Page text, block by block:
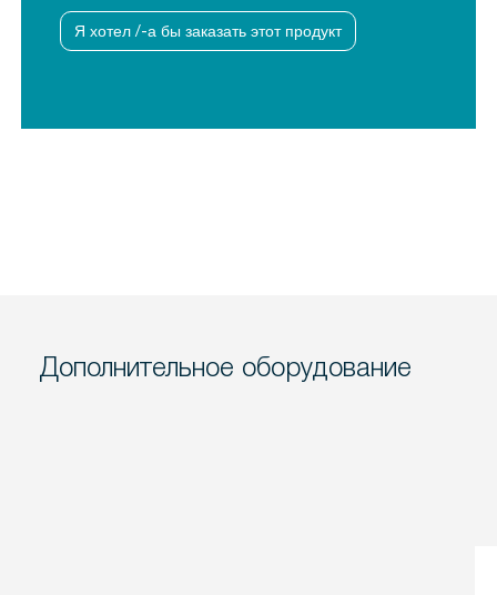
Я хотел /-а бы заказать этот продукт
Дополнительное оборудование